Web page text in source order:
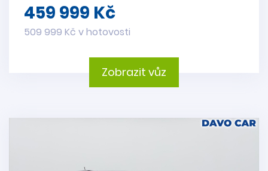
459 999 Kč
509 999 Kč v hotovosti
Zobrazit vůz